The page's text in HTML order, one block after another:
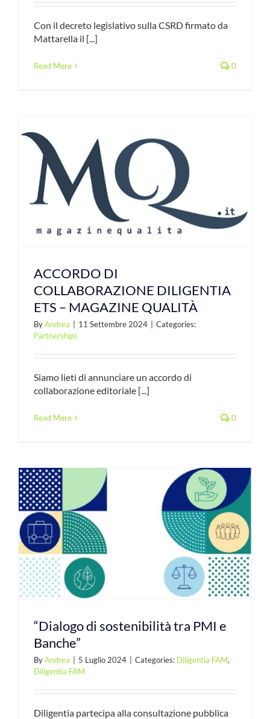
Con il decreto legislativo sulla CSRD firmato da
Mattarella il [...]
Read More 0
ACCORDO DI
COLLABORAZIONE DILIGENTIA
ETS – MAGAZINE QUALITÀ
ByAndrea 11 Settembre 2024
Categories:
Partnerships
Siamo lieti di annunciare un accordo di
collaborazione editoriale [...]
Read More 0
“Dialogo di sostenibilità tra PMI e
Banche”
ByAndrea 5 Luglio 2024 Categories: Diligentia FAM,
Diligentia FAM
Diligentia partecipa alla consultazione pubblica